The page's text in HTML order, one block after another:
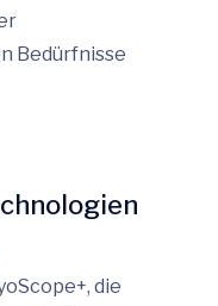
Bedürfnisse
die